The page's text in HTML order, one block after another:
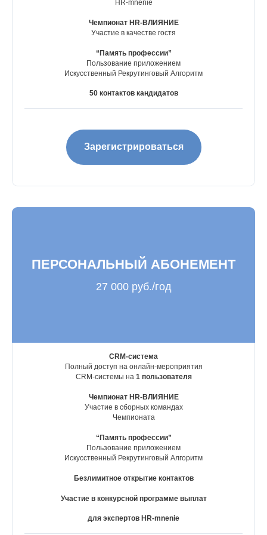
HR-mnenie
Чемпионат HR-ВЛИЯНИЕ
Участие в качестве гостя
“Память профессии”
Пользование приложением
Искусственный Рекрутинговый Алгоритм
50 контактов кандидатов
Зарегистрироваться
ПЕРСОНАЛЬНЫЙ АБОНЕМЕНТ
27 000 руб./год
CRM-система
Полный доступ на онлайн-мероприятия
CRM-системы на 1 пользователя
Чемпионат HR-ВЛИЯНИЕ
Участие в сборных командах
Чемпионата
“Память профессии”
Пользование приложением
Искусственный Рекрутинговый Алгоритм
Безлимитное открытие контактов
Участие в конкурсной программе выплат
для экспертов HR-mnenie
Для просмотра карты откройте
десктопную версию сайта
Знакомство с основателем
HR-Клуб нового поколения